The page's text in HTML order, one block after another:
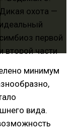
минимум
вида.